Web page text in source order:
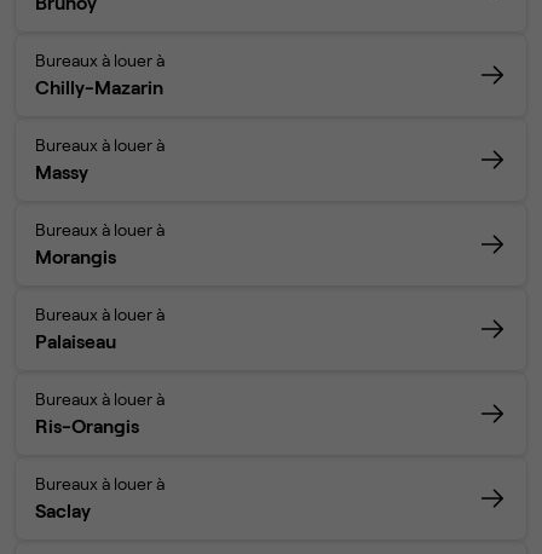
Bureaux à louer à
Chilly-Mazarin
Bureaux à louer à
Massy
Bureaux à louer à
Morangis
Bureaux à louer à
Palaiseau
Bureaux à louer à
Ris-Orangis
Bureaux à louer à
Saclay